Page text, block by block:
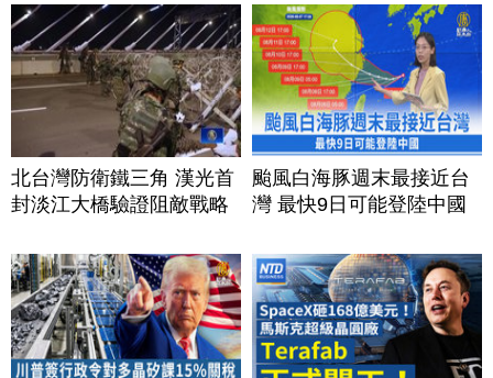
北台灣防衛鐵三角 漢光首
封淡江大橋驗證阻敵戰略
颱風白海豚週末最接近台
灣 最快9日可能登陸中國